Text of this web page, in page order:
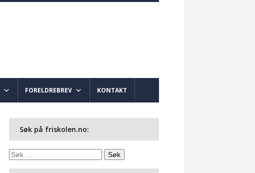
FORELDREBREV KONTAKT
Søk på friskolen.no:
Søk
etter: